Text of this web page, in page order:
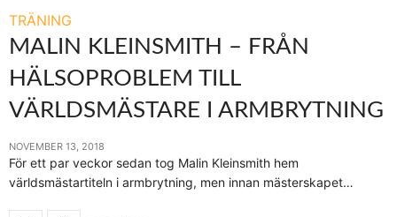
TRÄNING
MALIN KLEINSMITH – FRÅN
HÄLSOPROBLEM TILL
VÄRLDSMÄSTARE I ARMBRYTNING
NOVEMBER 13, 2018
För ett par veckor sedan tog Malin Kleinsmith hem
världsmästartiteln i armbrytning, men innan mästerskapet…